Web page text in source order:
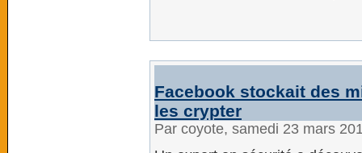
Facebook stockait des
les crypter
Par coyote, samedi 23 mars